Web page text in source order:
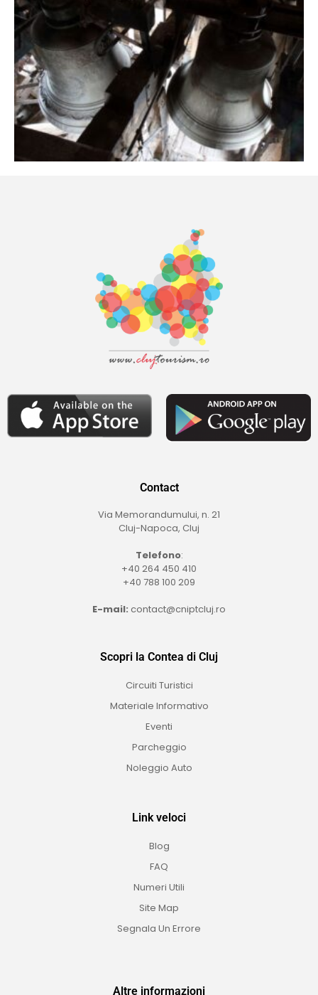
Contact
Via Memorandumului, n. 21
Cluj-Napoca, Cluj
Telefono:
+40 264 450 410
+40 788 100 209
E-mail: contact@cniptcluj.ro
Scopri la Contea di Cluj
Circuiti Turistici
Materiale Informativo
Eventi
Parcheggio
Noleggio Auto
Link veloci
Blog
FAQ
Numeri Utili
Site Map
Segnala Un Errore
Altre informazioni